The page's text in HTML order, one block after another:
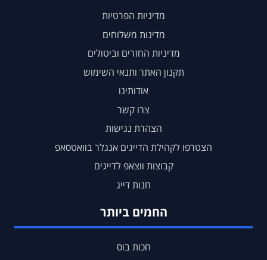
מדיניות הפרטיות
מדינות משלוחים
מדיניות החזרים וביטולים
תקנון האתר ותנאי השימוש
אודותינו
צרו קשר
הצהרת נגישות
הצטרפו לקהילת הדייגים אנגלר בוואטסאפ
קבוצות ווצאפ לדייגים
חנות דייג
החמים ביותר
חכות בוס